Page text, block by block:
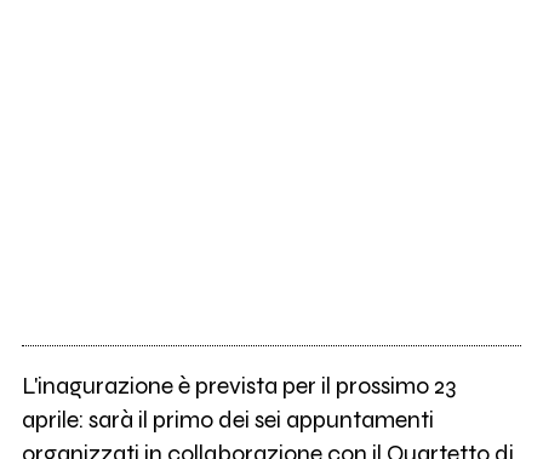
L'inagurazione è prevista per il prossimo 23
aprile: sarà il primo dei sei appuntamenti